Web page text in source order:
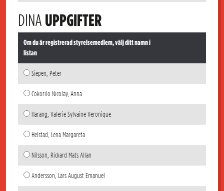
DINA UPPGIFTER
Om du är registrerad styrelsemedlem, välj ditt namn i
listan
Siepen, Peter
Cokorilo Nicolay, Anna
Harang, Valerie Sylvaine Veronique
Helstad, Lena Margareta
Nilsson, Rickard Mats Allan
Andersson, Lars August Emanuel